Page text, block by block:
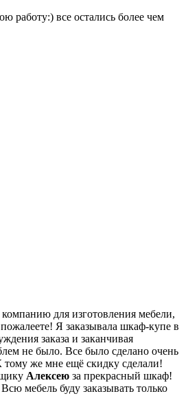
работу:) все остались более чем
для изготовления мебели,
Я заказывала шкаф-купе в
заказа и заканчивая
не было. Все было сделано очень
тому же мне ещё скидку сделали!
Алексею за прекрасный шкаф!
мебель буду заказывать только